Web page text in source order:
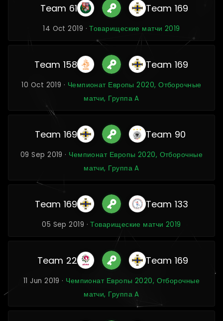
Team 61 Team 169
14 Oct 2019 ·Товарищеские матчи 2019
Team 158 Team 169
10 Oct 2019 · Чемпионат Европы 2020, Отборочные
матчи, Группа A
Team 169 Team 90
09 Sep 2019 · Чемпионат Европы 2020, Отборочные
матчи, Группа A
Team 169 Team 133
05 Sep 2019 ·Товарищеские матчи 2019
Team 22 Team 169
11 Jun 2019 · Чемпионат Европы 2020, Отборочные
матчи, Группа A